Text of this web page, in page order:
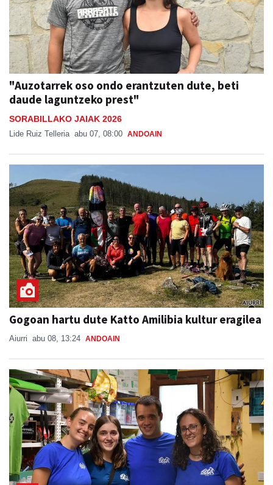
"Auzotarrek oso ondo erantzuten dute, beti
daude laguntzeko prest"
SORABILLAKO JAIAK 2026
Lide Ruiz Telleria abu 07, 08:00 ANDOAIN
Gogoan hartu dute Katto Amilibia kultur eragilea
Aiurri abu 08, 13:24 ANDOAIN